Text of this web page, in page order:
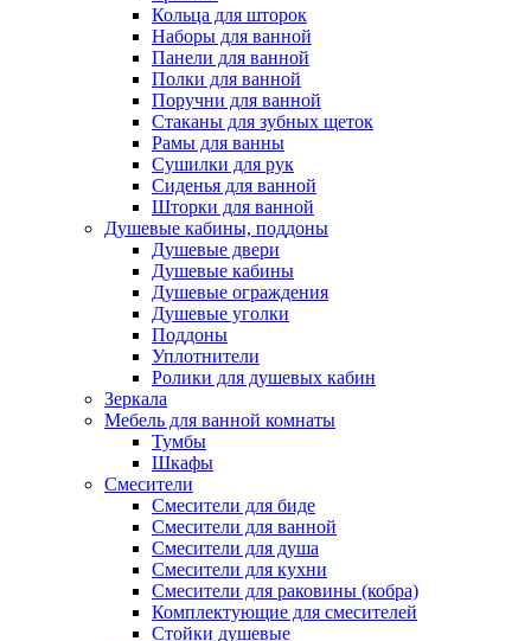
Кольца для шторок
Наборы для ванной
Панели для ванной
Полки для ванной
Поручни для ванной
Стаканы для зубных щеток
Рамы для ванны
Сушилки для рук
Сиденья для ванной
Шторки для ванной
Душевые кабины, поддоны
Душевые двери
Душевые кабины
Душевые ограждения
Душевые уголки
Поддоны
Уплотнители
Ролики для душевых кабин
Зеркала
Мебель для ванной комнаты
Тумбы
Шкафы
Смесители
Смесители для биде
Смесители для ванной
Смесители для душа
Смесители для кухни
Смесители для раковины (кобра)
Комплектующие для смесителей
Стойки душевые